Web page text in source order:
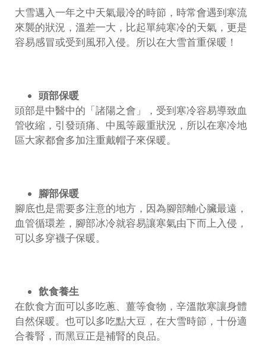
大雪邁入一年之中天氣最冷的時節，時常會遇到寒流
來襲的狀況，溫差一大，比起單純寒冷的天氣，更是
容易感冒或受到風邪入侵。所以在大雪首重保暖！
頭部保暖
頭部是中醫中的「諸陽之會」，受到寒冷容易導致血
管收縮，引發頭痛、中風等嚴重狀況，所以在寒冷地
區大家都會多加注重戴帽子來保暖。
腳部保暖
腳底也是需要多注意的地方，因為腳部離心臟最遠，
血管循環差，腳部冰冷就容易讓寒氣由下而上入侵，
可以多穿襪子保暖。
飲食養生
在飲食方面可以多吃蔥、薑等食物，辛溫散寒讓身體
自然保暖。也可以多吃點大豆，在大雪時節，十份適
合養腎，而黑豆正是補腎的良品。